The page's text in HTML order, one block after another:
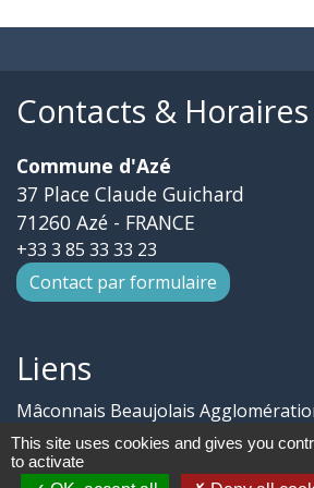
Contacts & Horaires
Commune d'Azé
37 Place Claude Guichard
71260 Azé - FRANCE
+33 3 85 33 33 23
Contact par formulaire
Liens
Mâconnais Beaujolais
Département Saône Et Loire
Région Bourgogne Franche-Comté
This site uses cookies and gives you
to activate